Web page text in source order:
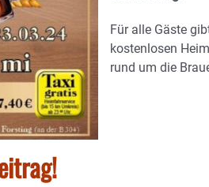
Für alle Gäste
kostenlosen
rund um die